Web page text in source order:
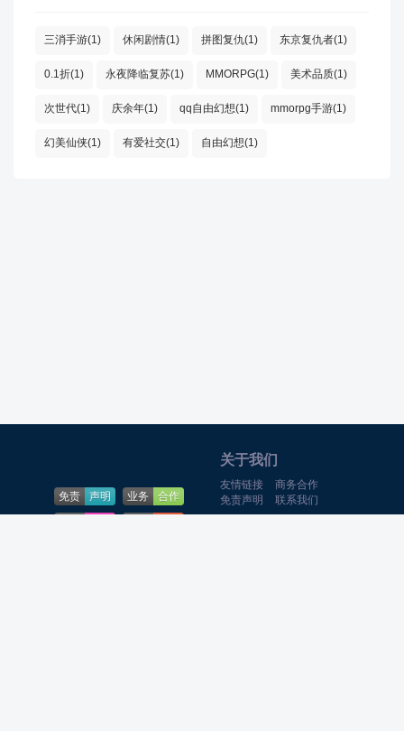
三消手游(1) 休闲剧情(1) 拼图复仇(1) 东京复仇者(1)
0.1折(1) 永夜降临复苏(1) MMORPG(1) 美术品质(1)
次世代(1) 庆余年(1) qq自由幻想(1) mmorpg手游(1)
幻美仙侠(1) 有爱社交(1) 自由幻想(1)
免责 声明 业务
合作
关于我们
友情链接
商务合作
免责声明
联系我们